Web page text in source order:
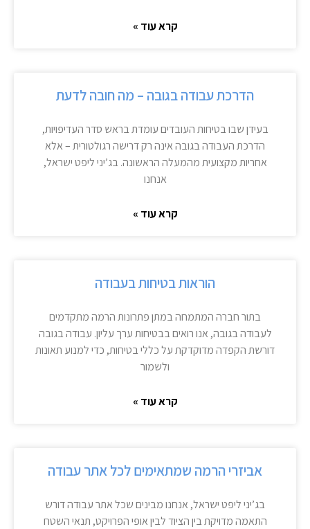
קרא עוד »
הדרכת עבודה בגובה – מה חובה לדעת
בעידן שבו בטיחות העובדים עומדת בראש סדר העדיפויות,
הדרכת העבודה בגובה אינה רק דרישה רגולטורית – אלא
אחריות מקצועית מהמעלה הראשונה. בג’יני ליפט ישראל,
אנחנו
קרא עוד »
הוראות בטיחות בעבודה
בתור חברה המתמחה במתן פתרונות הרמה מתקדמים
לעבודה בגובה, אנו רואים בבטיחות ערך עליון. עבודה בגובה
דורשת הקפדה מדוקדקת על כללי בטיחות, כדי למנוע תאונות
ולשמור
קרא עוד »
אביזרי הרמה שמתאימים לכל אתר עבודה
בג’יני ליפט ישראל, אנחנו מבינים שכל אתר עבודה דורש
התאמה מדויקת בין הציוד לבין אופי הפרויקט, תנאי השטח